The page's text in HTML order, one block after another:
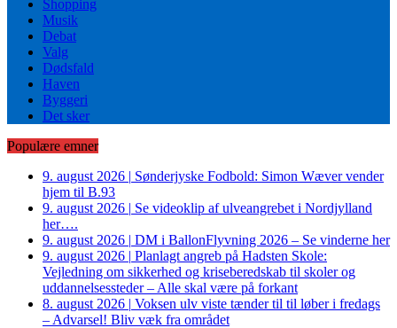
Shopping
Musik
Debat
Valg
Dødsfald
Haven
Byggeri
Det sker
Populære emner
9. august 2026 | Sønderjyske Fodbold: Simon Wæver vender
hjem til B.93
9. august 2026 | Se videoklip af ulveangrebet i Nordjylland
her….
9. august 2026 | DM i BallonFlyvning 2026 – Se vinderne her
9. august 2026 | Planlagt angreb på Hadsten Skole:
Vejledning om sikkerhed og kriseberedskab til skoler og
uddannelsessteder – Alle skal være på forkant
8. august 2026 | Voksen ulv viste tænder til til løber i fredags
– Advarsel! Bliv væk fra området